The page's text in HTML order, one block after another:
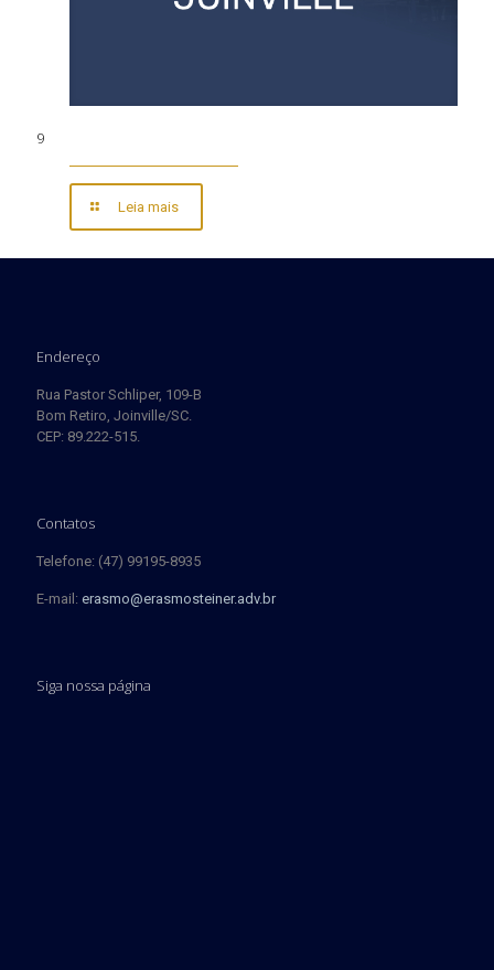
9
Leia mais
Endereço
Rua Pastor Schliper, 109-B
Bom Retiro, Joinville/SC.
CEP: 89.222-515.
Contatos
Telefone: (47) 99195-8935
E-mail: erasmo@erasmosteiner.adv.br
Siga nossa página